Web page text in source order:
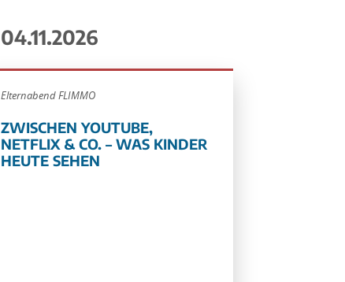
04.11.2026
Elternabend FLIMMO
ZWISCHEN YOUTUBE,
NETFLIX & CO. – WAS KINDER
HEUTE SEHEN